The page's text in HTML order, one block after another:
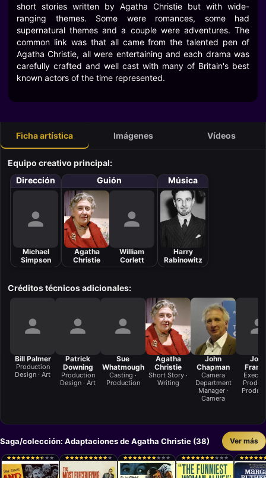
short stories written by Agatha Christie but with wide-
ranging themes. Some were romances, some had
supernatural themes and a couple were adventures. The
common link was that all came from the talented pen of
Agatha Christie, all were entertaining and each drama was
carefully crafted and well cast with many of Britain's best
known actors of the time represented.
Ficha artística Imágenes Vídeos
Equipo creativo principal:
Dirección
Michael
Simpson
Guión
Agatha
Christie
William
Corlett
Música
Harry
Rabinowitz
Créditos técnicos adicionales:
Bill Palmer
Production
Design · Art
Patrick
Downing
Production
Design · Art
Sue
Whatmough
Casting ·
Production
Agatha
Christie
Short Story ·
Writing
John
Chapman
Camera
Department
Manager ·
Camera
John
Saga/colección: Adaptaciones de Agatha Christie (38) Ver más
★
★★
★★
★★
★★
★★
★★
★★
★ ★
★ ★
★ ★
★★
★★
★★
★★
★★
★★
★★
★★
★★
★ ★
★★
★★
★★
★★
★★
★★
★★
★ ★
★ ★
★ ★
★★
★★
★★
★★
★★
★★
★★
★ ★
★ ★
★ ★
★★
★★
★★
★★
★